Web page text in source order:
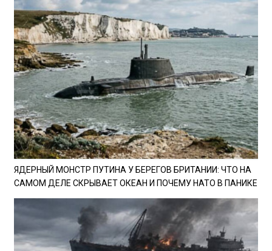
ЯДЕРНЫЙ МОНСТР ПУТИНА У БЕРЕГОВ БРИТАНИИ: ЧТО НА
САМОМ ДЕЛЕ СКРЫВАЕТ ОКЕАН И ПОЧЕМУ НАТО В ПАНИКЕ